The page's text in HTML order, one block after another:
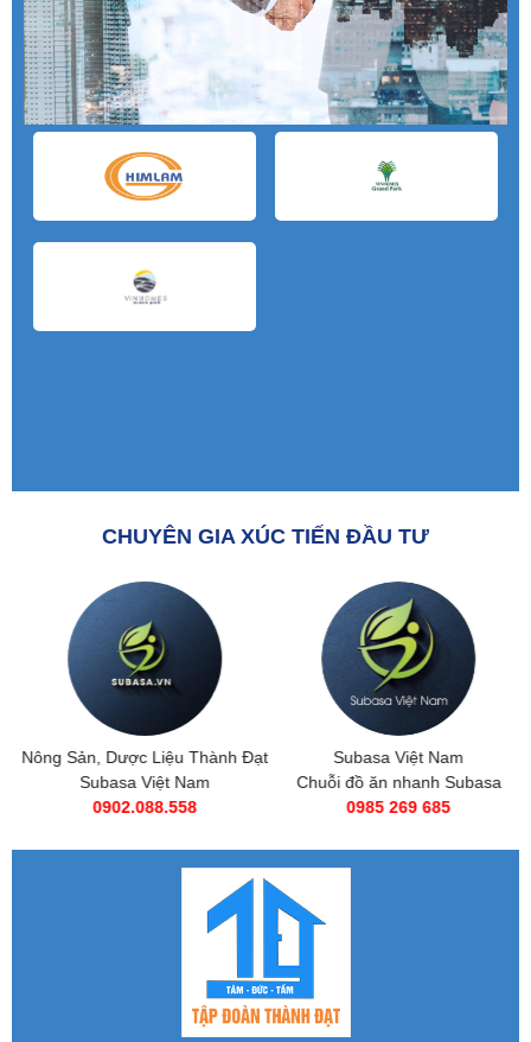
CHUYÊN GIA XÚC TIẾN ĐẦU TƯ
Nông Sản, Dược Liệu Thành Đạt
Subasa Việt Nam
0902.088.558
Subasa Việt Nam
Chuỗi đồ ăn nhanh Subasa
0985 269 685